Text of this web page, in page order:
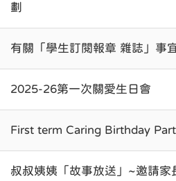
劃
有關「學生訂閱報章 雜誌」事
2025-26第一次關愛生日會
First term Caring Birthday
叔叔姨姨「故事放送」~邀請家